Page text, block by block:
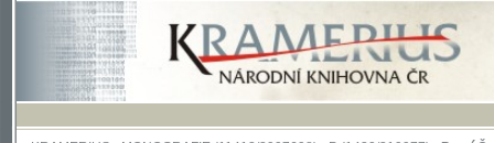
KRAMERIUS-MONOGRAFIE(11412/2997698) -P (1430/319977)-První Češka(1/